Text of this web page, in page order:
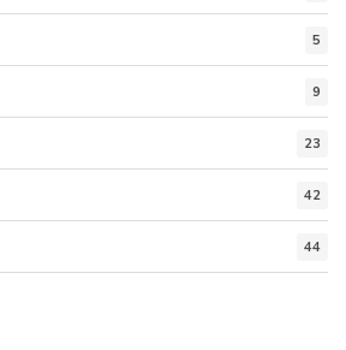
5
9
23
42
44